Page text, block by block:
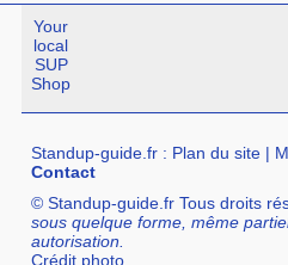
Your
local
SUP
Shop
Standup-guide.fr : Plan du site |
Contact
© Standup-guide.fr Tous droits
sous quelque forme, même
autorisation.
Crédit photo